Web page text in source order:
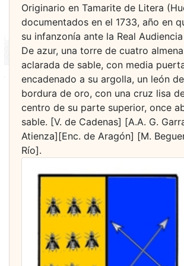
Originario en Tamarite de Litera
documentados en el 1733, año en
su infanzonía ante la Real
De azur, una torre de cuatro
aclarada de sable, con media
encadenado a su argolla, un león
bordura de oro, con una cruz lisa
centro de su parte superior, once
sable. [V. de Cadenas] [A.A. G.
Atienza][Enc. de Aragón] [M.
Río].